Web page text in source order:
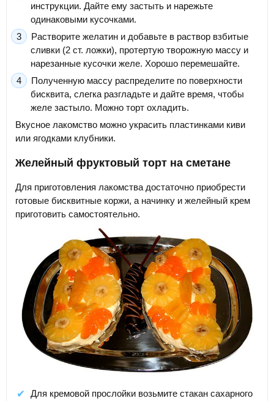
инструкции. Дайте ему застыть и нарежьте
одинаковыми кусочками.
Растворите желатин и добавьте в раствор взбитые
сливки (2 ст. ложки), протертую творожную массу и
нарезанные кусочки желе. Хорошо перемешайте.
Полученную массу распределите по поверхности
бисквита, слегка разгладьте и дайте время, чтобы
желе застыло. Можно торт охладить.
Вкусное лакомство можно украсить пластинками киви
или ягодками клубники.
Желейный фруктовый торт на сметане
Для приготовления лакомства достаточно приобрести
готовые бисквитные коржи, а начинку и желейный крем
приготовить самостоятельно.
Для кремовой прослойки возьмите стакан сахарного